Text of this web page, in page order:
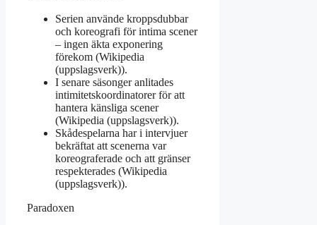
Serien använde kroppsdubbar
och koreografi för intima scener
– ingen äkta exponering
förekom (Wikipedia
(uppslagsverk)).
I senare säsonger anlitades
intimitetskoordinatorer för att
hantera känsliga scener
(Wikipedia (uppslagsverk)).
Skådespelarna har i intervjuer
bekräftat att scenerna var
koreograferade och att gränser
respekterades (Wikipedia
(uppslagsverk)).
Paradoxen